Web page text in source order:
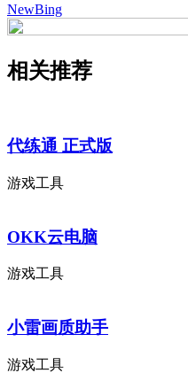
NewBing
相关推荐
代练通 正式版
游戏工具
OKK云电脑
游戏工具
小雷画质助手
游戏工具